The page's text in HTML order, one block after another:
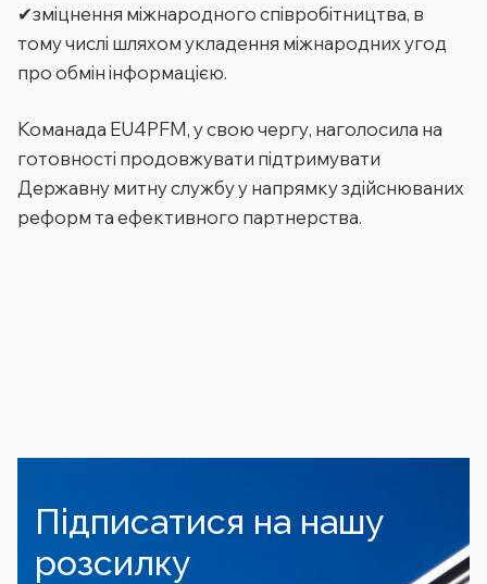
✔зміцнення міжнародного співробітництва, в
тому числі шляхом укладення міжнародних угод
про обмін інформацією.
Команада EU4PFM, у свою чергу, наголосила на
готовності продовжувати підтримувати
Державну митну службу у напрямку здійснюваних
реформ та ефективного партнерства.
Підписатися на нашу
розсилку